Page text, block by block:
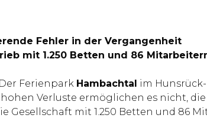
Fehler in der Vergangenheit
mit 1.250 Betten und 86
Ferienpark Hambachtal im
hohen Verluste ermöglichen es nicht,
Gesellschaft mit 1.250 Betten und